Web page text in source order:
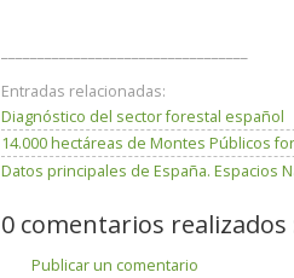
Entradas relacionadas:
Diagnóstico del sector forestal español
14.000 hectáreas de Montes Públicos
Datos principales de España. Espacios
0 comentarios realizados
Publicar un comentario